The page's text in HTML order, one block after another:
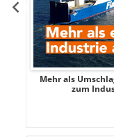
Mehr als
zum